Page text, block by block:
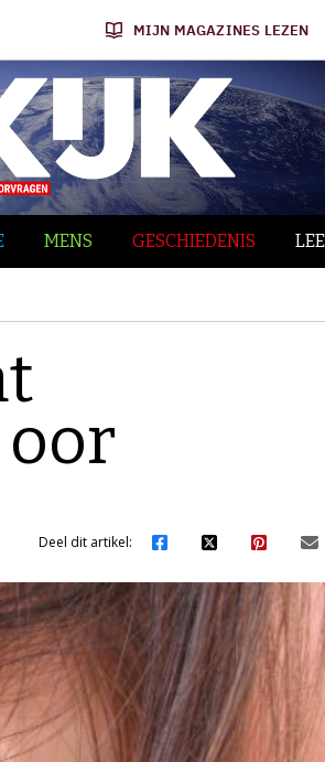
MIJN MAGAZINES LEZEN
MENS GESCHIEDENIS
Deel dit artikel: